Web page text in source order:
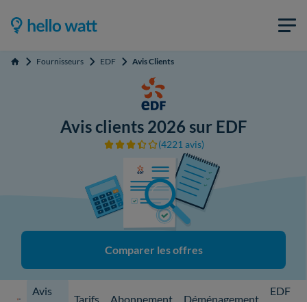
Accueil Fournisseurs EDF Avis Clients
Avis clients 2026 sur EDF
(4221 avis)
Comparer les offres
Avis
Tarifs Abonnement Déménagement
EDF